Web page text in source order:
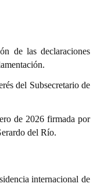
de las declaraciones
del Subsecretario de
de 2026 firmada por
del Río.
internacional de